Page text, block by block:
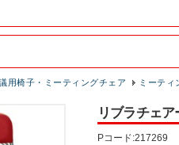
用椅子・ミーティングチェア ミーティ
リブラチェ
Pコード:217269